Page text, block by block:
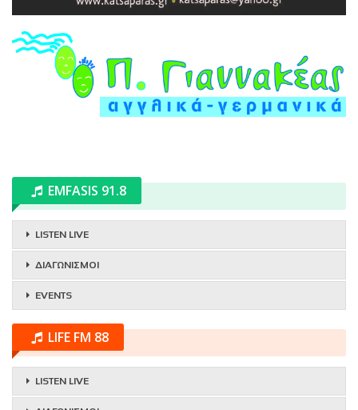
EMFASIS 91.8
LISTEN LIVE
ΔΙΑΓΩΝΙΣΜΟΙ
EVENTS
LIFE FM 88
LISTEN LIVE